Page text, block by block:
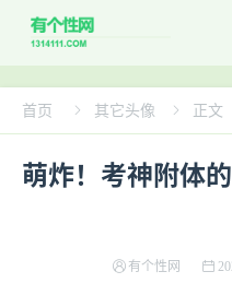
首页  其它头像  正文
萌炸！考神附体
有个性网